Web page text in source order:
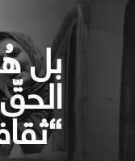
بل